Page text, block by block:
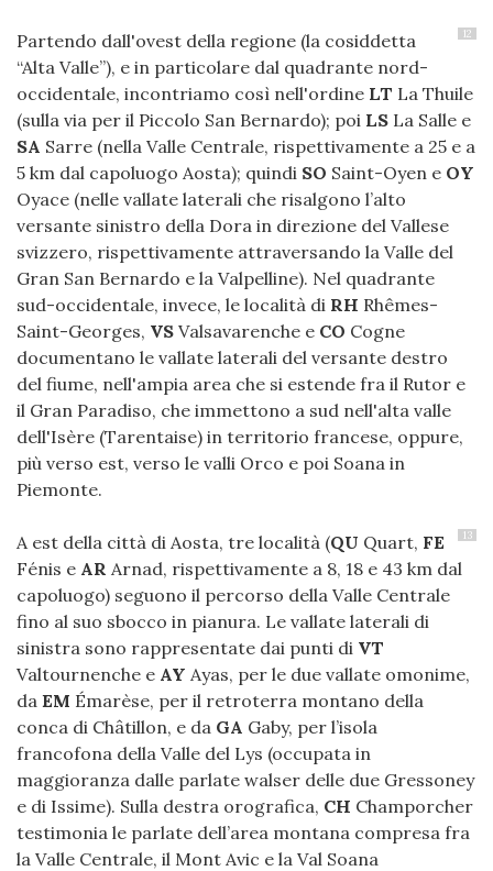
12
Partendo dall'ovest della regione (la cosiddetta
“Alta Valle”), e in particolare dal quadrante nord-
occidentale, incontriamo così nell'ordine LT La Thuile
(sulla via per il Piccolo San Bernardo); poi LS La Salle e
SA Sarre (nella Valle Centrale, rispettivamente a 25 e a
5 km dal capoluogo Aosta); quindi SO Saint-Oyen e OY
Oyace (nelle vallate laterali che risalgono l’alto
versante sinistro della Dora in direzione del Vallese
svizzero, rispettivamente attraversando la Valle del
Gran San Bernardo e la Valpelline). Nel quadrante
sud-occidentale, invece, le località di RH Rhêmes-
Saint-Georges, VS Valsavarenche e CO Cogne
documentano le vallate laterali del versante destro
del fiume, nell'ampia area che si estende fra il Rutor e
il Gran Paradiso, che immettono a sud nell'alta valle
dell'Isère (Tarentaise) in territorio francese, oppure,
più verso est, verso le valli Orco e poi Soana in
Piemonte.
13
A est della città di Aosta, tre località (QU Quart, FE
Fénis e AR Arnad, rispettivamente a 8, 18 e 43 km dal
capoluogo) seguono il percorso della Valle Centrale
fino al suo sbocco in pianura. Le vallate laterali di
sinistra sono rappresentate dai punti di VT
Valtournenche e AY Ayas, per le due vallate omonime,
da EM Émarèse, per il retroterra montano della
conca di Châtillon, e da GA Gaby, per l’isola
francofona della Valle del Lys (occupata in
maggioranza dalle parlate walser delle due Gressoney
e di Issime). Sulla destra orografica, CH Champorcher
testimonia le parlate dell’area montana compresa fra
la Valle Centrale, il Mont Avic e la Val Soana